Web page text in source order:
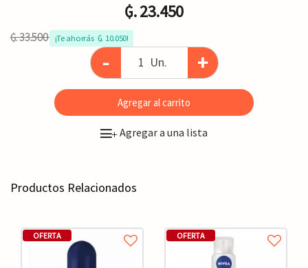
₲. 23.450
₲. 33.500 ¡Te ahorrás  ₲. 10.050!
- Un. +
Agregar al carrito
+Agregar a una lista
Productos Relacionados
OFERTA OFERTA